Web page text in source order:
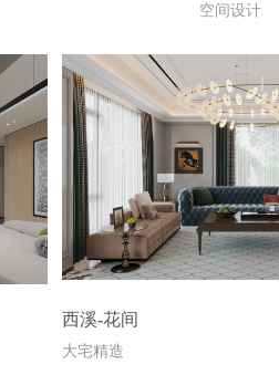
空间设计
西溪-花间
大宅精造